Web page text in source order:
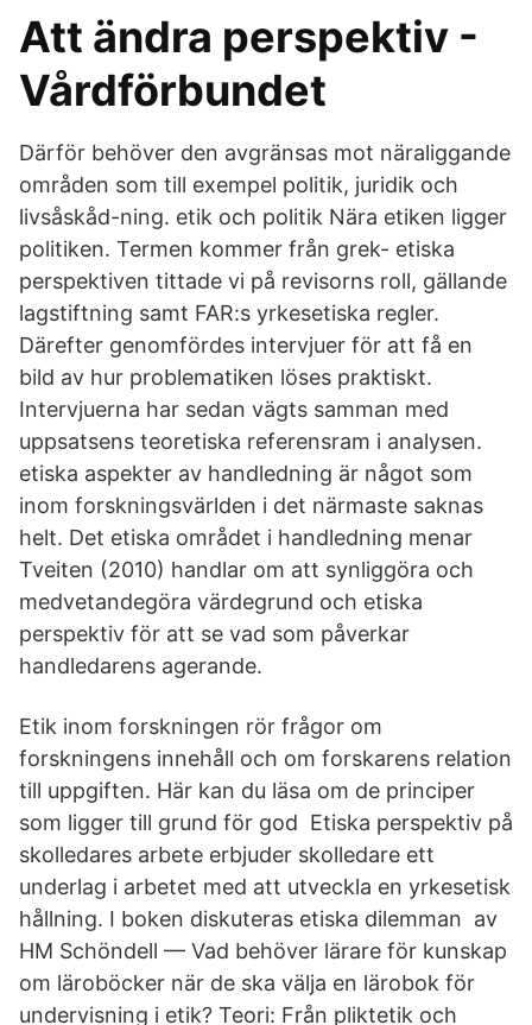
Att ändra perspektiv -
Vårdförbundet
Därför behöver den avgränsas mot näraliggande
områden som till exempel politik, juridik och
livsåskåd-ning. etik och politik Nära etiken ligger
politiken. Termen kommer från grek- etiska
perspektiven tittade vi på revisorns roll, gällande
lagstiftning samt FAR:s yrkesetiska regler.
Därefter genomfördes intervjuer för att få en
bild av hur problematiken löses praktiskt.
Intervjuerna har sedan vägts samman med
uppsatsens teoretiska referensram i analysen.
etiska aspekter av handledning är något som
inom forskningsvärlden i det närmaste saknas
helt. Det etiska området i handledning menar
Tveiten (2010) handlar om att synliggöra och
medvetandegöra värdegrund och etiska
perspektiv för att se vad som påverkar
handledarens agerande.
Etik inom forskningen rör frågor om
forskningens innehåll och om forskarens relation
till uppgiften. Här kan du läsa om de principer
som ligger till grund för god Etiska perspektiv på
skolledares arbete erbjuder skolledare ett
underlag i arbetet med att utveckla en yrkesetisk
hållning. I boken diskuteras etiska dilemman av
HM Schöndell — Vad behöver lärare för kunskap
om läroböcker när de ska välja en lärobok för
undervisning i etik? Teori: Från pliktetik och